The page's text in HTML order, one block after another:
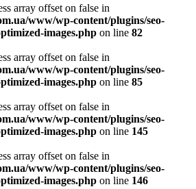
array offset on false in
www/wp-content/plugins/seo-
images.php on line 82
array offset on false in
www/wp-content/plugins/seo-
images.php on line 85
array offset on false in
www/wp-content/plugins/seo-
images.php on line 145
array offset on false in
www/wp-content/plugins/seo-
images.php on line 146